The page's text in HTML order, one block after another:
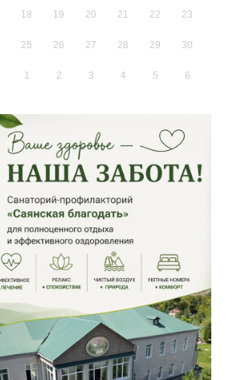
18 19 20 21 22 23
25 26 27 28 29 30
1 2 3 4 5 6